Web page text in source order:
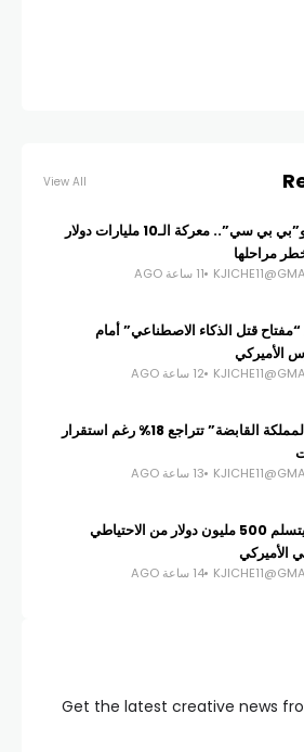
View All
ترامب و”بي بي سي”.. معركة الـ10 مليارات دولار
مراحلها
11 ساعة AGO
قتل الذكاء الاصطناعي” أمام
الأميركي
12 ساعة AGO
أرباح “المملكة القابضة” تتراجع 18% رغم استقرار
13 ساعة AGO
العراق يتسلم 500 مليون دولار من الاحتياطي
الأميركي
14 ساعة AGO
Get the latest creative news